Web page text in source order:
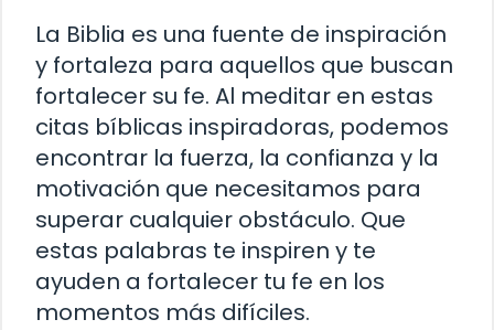
La Biblia es una fuente de inspiración
y fortaleza para aquellos que buscan
fortalecer su fe. Al meditar en estas
citas bíblicas inspiradoras, podemos
encontrar la fuerza, la confianza y la
motivación que necesitamos para
superar cualquier obstáculo. Que
estas palabras te inspiren y te
ayuden a fortalecer tu fe en los
momentos más difíciles.